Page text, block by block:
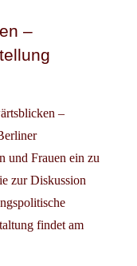
–
–
und Frauen ein zu
zur Diskussion
findet am